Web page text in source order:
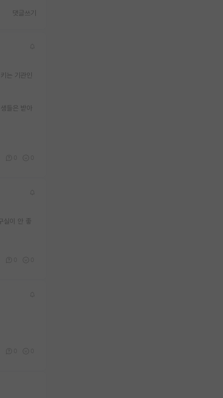
댓글쓰기
는 기관인
들은 받아
실이 안 좋